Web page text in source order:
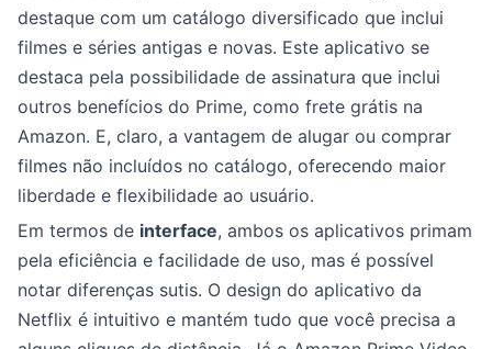
destaque com um catálogo diversificado que inclui
filmes e séries antigas e novas. Este aplicativo se
destaca pela possibilidade de assinatura que inclui
outros benefícios do Prime, como frete grátis na
Amazon. E, claro, a vantagem de alugar ou comprar
filmes não incluídos no catálogo, oferecendo maior
liberdade e flexibilidade ao usuário.
Em termos de interface, ambos os aplicativos primam
pela eficiência e facilidade de uso, mas é possível
notar diferenças sutis. O design do aplicativo da
Netflix é intuitivo e mantém tudo que você precisa a